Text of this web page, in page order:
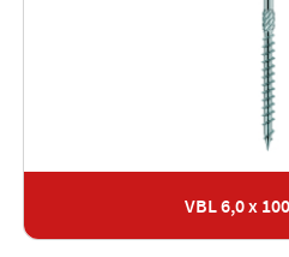
VBL 6,0 x